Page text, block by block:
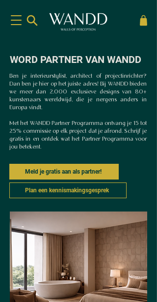
WORD PARTNER VAN WANDD
Ben je interieurstylist, architect of projectinrichter?
Dan ben je hier op het juiste adres! Bij WANDD bieden
we meer dan 2.000 exclusieve designs van 80+
kunstenaars wereldwijd, die je nergens anders in
Europa vindt.
Met het WANDD Partner Programma ontvang je 15 tot
25% commissie op elk project dat je afrond. Schrijf je
gratis in en ontdek wat het Partner Programma voor
jou betekent.
Meld je gratis aan als partner!
Plan een kennismakingsgesprek